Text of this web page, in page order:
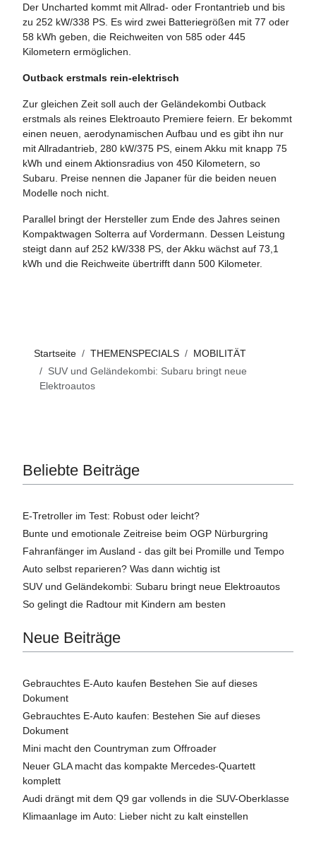
Der Uncharted kommt mit Allrad- oder Frontantrieb und bis
zu 252 kW/338 PS. Es wird zwei Batteriegrößen mit 77 oder
58 kWh geben, die Reichweiten von 585 oder 445
Kilometern ermöglichen.
Outback erstmals rein-elektrisch
Zur gleichen Zeit soll auch der Geländekombi Outback
erstmals als reines Elektroauto Premiere feiern. Er bekommt
einen neuen, aerodynamischen Aufbau und es gibt ihn nur
mit Allradantrieb, 280 kW/375 PS, einem Akku mit knapp 75
kWh und einem Aktionsradius von 450 Kilometern, so
Subaru. Preise nennen die Japaner für die beiden neuen
Modelle noch nicht.
Parallel bringt der Hersteller zum Ende des Jahres seinen
Kompaktwagen Solterra auf Vordermann. Dessen Leistung
steigt dann auf 252 kW/338 PS, der Akku wächst auf 73,1
kWh und die Reichweite übertrifft dann 500 Kilometer.
Startseite THEMENSPECIALS
MOBILITÄT
SUV und Geländekombi: Subaru bringt neue
Elektroautos
Beliebte Beiträge
E-Tretroller im Test: Robust oder leicht?
Bunte und emotionale Zeitreise beim OGP Nürburgring
Fahranfänger im Ausland - das gilt bei Promille und Tempo
Auto selbst reparieren? Was dann wichtig ist
SUV und Geländekombi: Subaru bringt neue Elektroautos
So gelingt die Radtour mit Kindern am besten
Neue Beiträge
Gebrauchtes E-Auto kaufen Bestehen Sie auf dieses
Dokument
Gebrauchtes E-Auto kaufen: Bestehen Sie auf dieses
Dokument
Mini macht den Countryman zum Offroader
Neuer GLA macht das kompakte Mercedes-Quartett
komplett
Audi drängt mit dem Q9 gar vollends in die SUV-Oberklasse
Klimaanlage im Auto: Lieber nicht zu kalt einstellen